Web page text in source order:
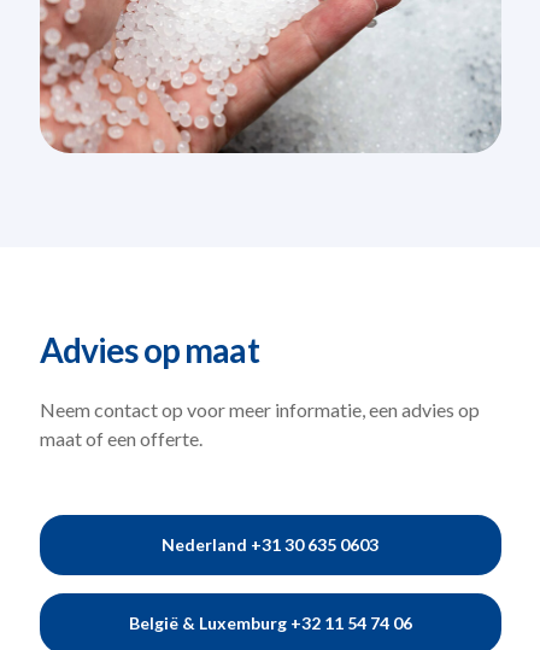
Advies op maat
Neem contact op voor meer informatie, een advies op
maat of een offerte.
Nederland +31 30 635 0603
België & Luxemburg +32 11 54 74 06